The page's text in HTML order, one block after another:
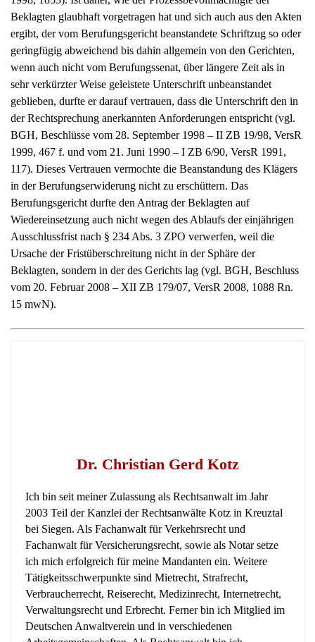
Beklagten glaubhaft vorgetragen hat und sich auch aus den Akten
ergibt, der vom Berufungsgericht beanstandete Schriftzug so oder
geringfügig abweichend bis dahin allgemein von den Gerichten,
wenn auch nicht vom Berufungssenat, über längere Zeit als in
sehr verkürzter Weise geleistete Unterschrift unbeanstandet
geblieben, durfte er darauf vertrauen, dass die Unterschrift den in
der Rechtsprechung anerkannten Anforderungen entspricht (vgl.
BGH, Beschlüsse vom 28. September 1998 – II ZB 19/98, VersR
1999, 467 f. und vom 21. Juni 1990 – I ZB 6/90, VersR 1991,
117). Dieses Vertrauen vermochte die Beanstandung des Klägers
in der Berufungserwiderung nicht zu erschüttern. Das
Berufungsgericht durfte den Antrag der Beklagten auf
Wiedereinsetzung auch nicht wegen des Ablaufs der einjährigen
Ausschlussfrist nach § 234 Abs. 3 ZPO verwerfen, weil die
Ursache der Fristüberschreitung nicht in der Sphäre der
Beklagten, sondern in der des Gerichts lag (vgl. BGH, Beschluss
vom 20. Februar 2008 – XII ZB 179/07, VersR 2008, 1088 Rn.
15 mwN).
Dr. Christian Gerd Kotz
2003 Teil der Kanzlei der Rechtsanwälte Kotz in Kreuztal
bei Siegen. Als Fachanwalt für Verkehrsrecht und
Fachanwalt für Versicherungsrecht, sowie als Notar setze
ich mich erfolgreich für meine Mandanten ein. Weitere
Tätigkeitsschwerpunkte sind Mietrecht, Strafrecht,
Verbraucherrecht, Reiserecht, Medizinrecht, Internetrecht,
Verwaltungsrecht und Erbrecht. Ferner bin ich Mitglied im
Deutschen Anwaltverein und in verschiedenen
Arbeitsgemeinschaften. Als Rechtsanwalt bin ich